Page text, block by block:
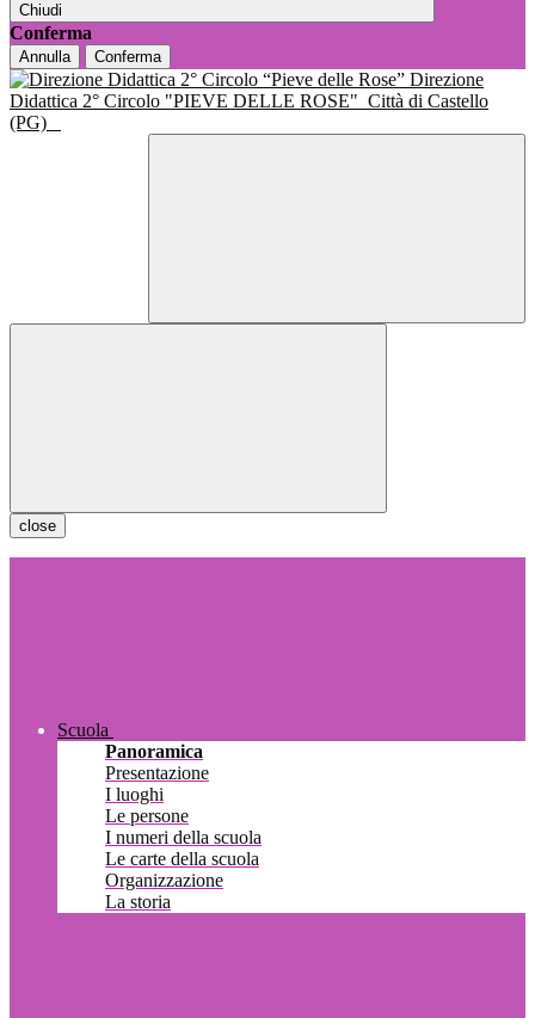
Chiudi
Conferma
Annulla Conferma
Direzione
Didattica 2° Circolo "PIEVE DELLE ROSE" Città di Castello
(PG)
close
Scuola
Panoramica
Presentazione
I luoghi
Le persone
I numeri della scuola
Le carte della scuola
Organizzazione
La storia